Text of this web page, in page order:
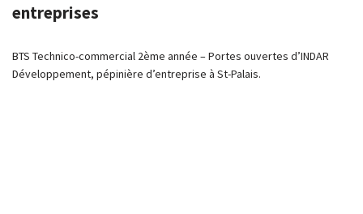
entreprises
BTS Technico-commercial 2ème année – Portes ouvertes d’INDAR
Développement, pépinière d’entreprise à St-Palais.